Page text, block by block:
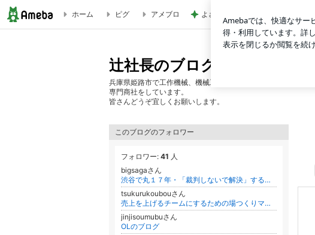
大鳥機工株式会社製 ラジアルボール盤納入報告 | 辻社長のブログ
ホーム ピグ アメブロ よさこいを優先され後回しの返済
辻社長のブログ
兵庫県姫路市で工作機械、機械工具、工場用品の
専門商社をしています。
皆さんどうぞ宜しくお願いします。
このブログのフォロワー
フォロワー: 41 人
bigsagaさん
渋谷で丸１７年・「裁判しないで解決」する中小企業の用心棒・弁護士吉田悌一郎のブログ
tsukurukoubouさん
売上を上げるチームにするための場つくりマニュアル
jinjisoumubuさん
OLのブログ